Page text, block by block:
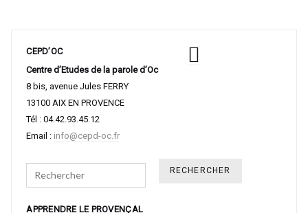
CEPD’OC
Centre d’Etudes de la parole d’Oc
8 bis, avenue Jules FERRY
13100 AIX EN PROVENCE
Tél : 04.42.93.45.12
Email : info@cepd-oc.fr
Search
APPRENDRE LE PROVENÇAL